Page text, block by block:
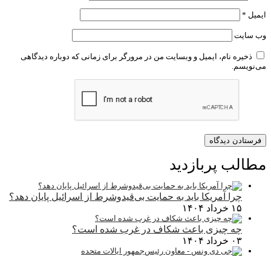
ایمیل *
وب‌ سایت
ذخیره نام، ایمیل و وبسایت من در مرورگر برای زمانی که دوباره دیدگاهی
می‌نویسم.
مطالب پربازدید
چرا آمریکا باید به حمایت بی‌قیدوشرط از اسرائیل پایان دهد؟
۱۵ خرداد ۱۴۰۴
چه چیزی باعث شکاف در غرب شده است؟
۰۳ خرداد ۱۴۰۴